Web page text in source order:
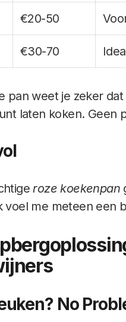
€20-50
€30-70
pan weet je zeker
laten koken. Geen
roze koekenpan
voel me meteen een
No